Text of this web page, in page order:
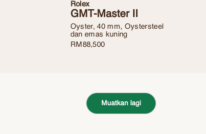
Rolex
GMT-Master II
Oyster, 40 mm, Oystersteel
dan emas kuning
RM 88,500
Muatkan lagi